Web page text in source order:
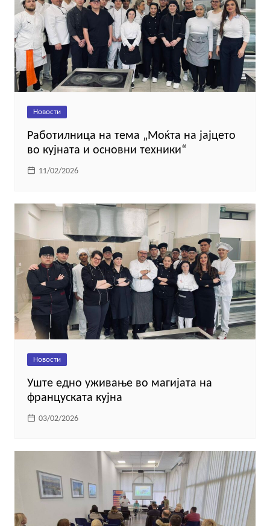
Новости
Работилница на тема „Моќта на јајцето
во кујната и основни техники“
11/02/2026
Новости
Уште едно уживање во магијата на
француската кујна
03/02/2026